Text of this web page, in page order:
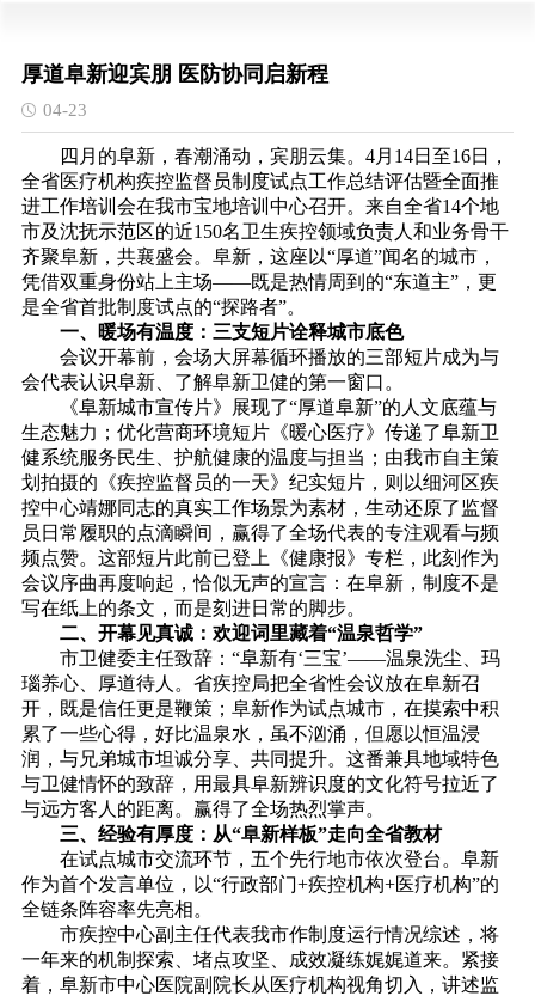
厚道阜新迎宾朋 医防协同启新程
04-23
四月的阜新，春潮涌动，宾朋云集。4月14日至16日，
全省医疗机构疾控监督员制度试点工作总结评估暨全面推
进工作培训会在我市宝地培训中心召开。来自全省14个地
市及沈抚示范区的近150名卫生疾控领域负责人和业务骨干
齐聚阜新，共襄盛会。阜新，这座以“厚道”闻名的城市，
凭借双重身份站上主场——既是热情周到的“东道主”，更
是全省首批制度试点的“探路者”。
一、暖场有温度：三支短片诠释城市底色
会议开幕前，会场大屏幕循环播放的三部短片成为与
会代表认识阜新、了解阜新卫健的第一窗口。
《阜新城市宣传片》展现了“厚道阜新”的人文底蕴与
生态魅力；优化营商环境短片《暖心医疗》传递了阜新卫
健系统服务民生、护航健康的温度与担当；由我市自主策
划拍摄的《疾控监督员的一天》纪实短片，则以细河区疾
控中心靖娜同志的真实工作场景为素材，生动还原了监督
员日常履职的点滴瞬间，赢得了全场代表的专注观看与频
频点赞。这部短片此前已登上《健康报》专栏，此刻作为
会议序曲再度响起，恰似无声的宣言：在阜新，制度不是
写在纸上的条文，而是刻进日常的脚步。
二、开幕见真诚：欢迎词里藏着“温泉哲学”
市卫健委主任致辞：“阜新有‘三宝’——温泉洗尘、玛
瑙养心、厚道待人。省疾控局把全省性会议放在阜新召
开，既是信任更是鞭策；阜新作为试点城市，在摸索中积
累了一些心得，好比温泉水，虽不汹涌，但愿以恒温浸
润，与兄弟城市坦诚分享、共同提升。这番兼具地域特色
与卫健情怀的致辞，用最具阜新辨识度的文化符号拉近了
与远方客人的距离。赢得了全场热烈掌声。
三、经验有厚度：从“阜新样板”走向全省教材
在试点城市交流环节，五个先行地市依次登台。阜新
作为首个发言单位，以“行政部门+疾控机构+医疗机构”的
全链条阵容率先亮相。
市疾控中心副主任代表我市作制度运行情况综述，将
一年来的机制探索、堵点攻坚、成效凝练娓娓道来。紧接
着，阜新市中心医院副院长从医疗机构视角切入，讲述监